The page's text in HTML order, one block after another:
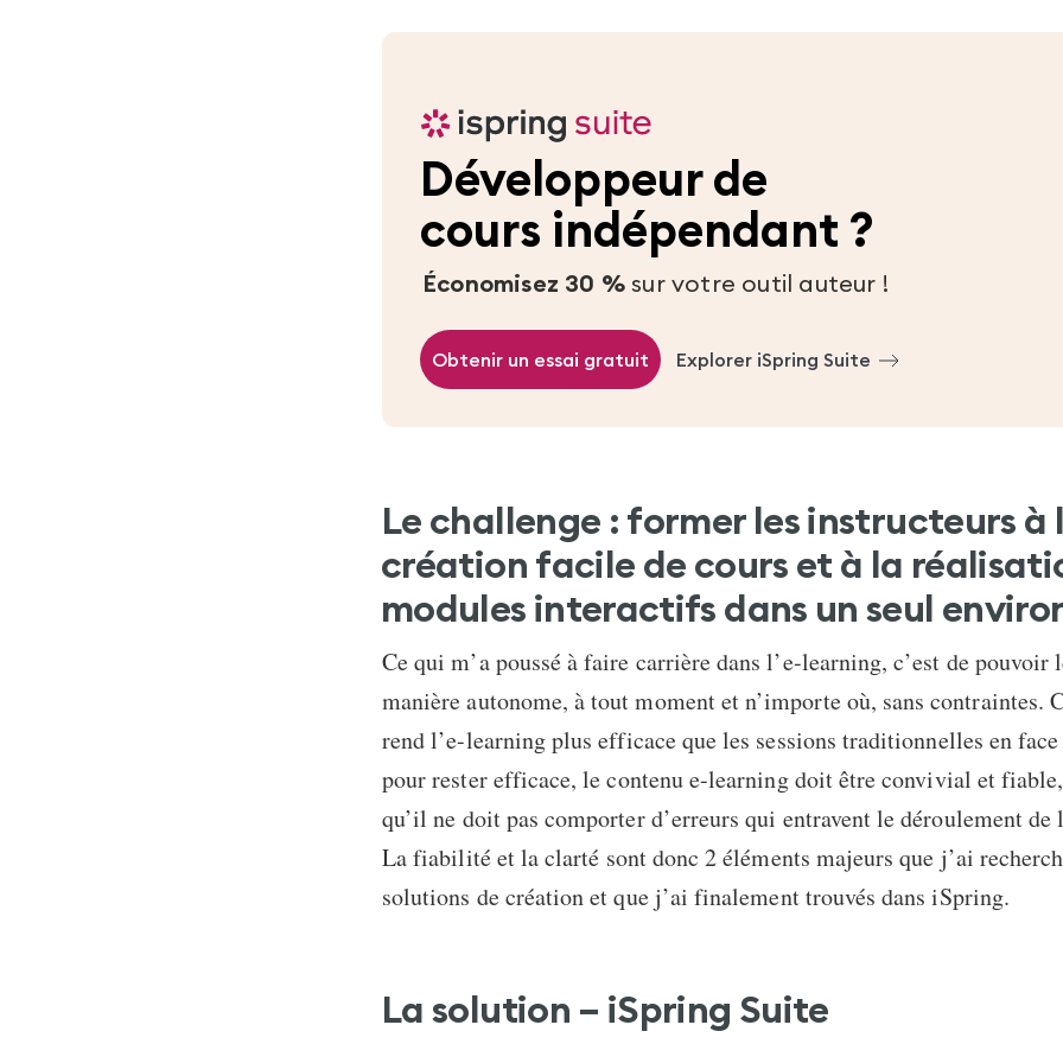
Développeur de
cours indépendant ?
Économisez 30 % sur votre outil auteur !
Obtenir un essai gratuit Explorer iSpring Suite
Le challenge : former les instructeurs à
création facile de cours et à la
modules interactifs dans un seul
Ce qui m’a poussé à faire carrière dans l’e-learning, c’est de pouvoir
manière autonome, à tout moment et n’importe où, sans contraintes.
rend l’e-learning plus efficace que les sessions traditionnelles en
pour rester efficace, le contenu e-learning doit être convivial et
qu’il ne doit pas comporter d’erreurs qui entravent le déroulement
La fiabilité et la clarté sont donc 2 éléments majeurs que j’ai
solutions de création et que j’ai finalement trouvés dans iSpring.
La solution – iSpring Suite